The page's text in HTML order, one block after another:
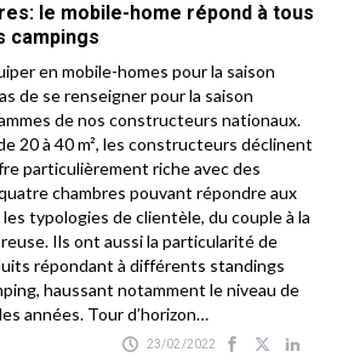
le mobile-home répond à tous
campings
en mobile-homes pour la saison
de se renseigner pour la saison
de nos constructeurs nationaux.
20 à 40 m², les constructeurs déclinent
particulièrement riche avec des
chambres pouvant répondre aux
typologies de clientèle, du couple à la
Ils ont aussi la particularité de
répondant à différents standings
haussant notamment le niveau de
années. Tour d’horizon…
23/02/2022